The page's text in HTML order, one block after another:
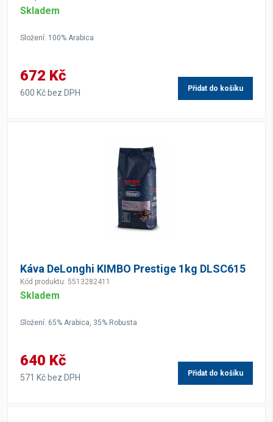
Skladem
Složení: 100% Arabica
672 Kč
600 Kč bez DPH Přidat do košíku
Káva DeLonghi KIMBO Prestige 1kg DLSC615
Kód produktu: 5513282411
Skladem
Složení: 65% Arabica, 35% Robusta
640 Kč
571 Kč bez DPH Přidat do košíku